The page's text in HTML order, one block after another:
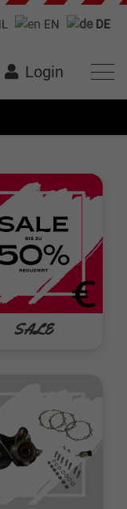
EN DE
Login
SALE